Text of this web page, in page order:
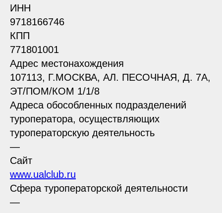
ИНН
9718166746
КПП
771801001
Адрес местонахождения
107113, Г.МОСКВА, АЛ. ПЕСОЧНАЯ, Д. 7А,
ЭТ/ПОМ/КОМ 1/1/8
Адреса обособленных подразделений
туроператора, осуществляющих
туроператорскую деятельность
—
Сайт
www.ualclub.ru
Сфера туроператорской деятельности
—